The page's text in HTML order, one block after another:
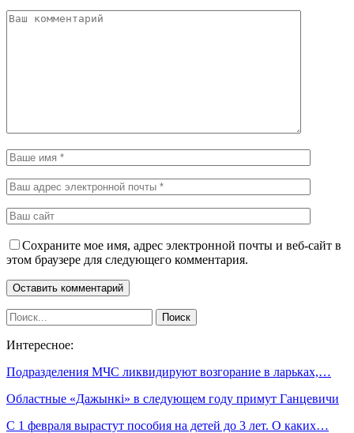
Сохраните мое имя, адрес электронной почты и веб-сайт в
этом браузере для следующего комментария.
Интересное:
Подразделения МЧС ликвидируют возгорание в ларьках,…
Областные «Дажынкі» в следующем году примут Ганцевичи
С 1 февраля вырастут пособия на детей до 3 лет. О каких…